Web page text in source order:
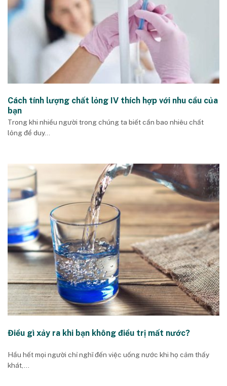
Cách tính lượng chất lỏng IV thích hợp với nhu cầu của
bạn
Trong khi nhiều người trong chúng ta biết cần bao nhiêu chất
lỏng để duy...
Điều gì xảy ra khi bạn không điều trị mất nước?
Hầu hết mọi người chỉ nghĩ đến việc uống nước khi họ cảm thấy
khát,...